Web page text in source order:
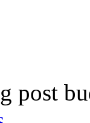
post